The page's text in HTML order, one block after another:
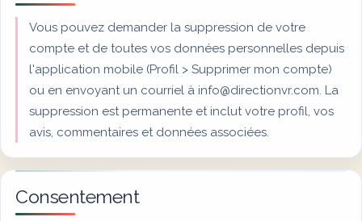
Vous pouvez demander la suppression de votre
compte et de toutes vos données personnelles depuis
l'application mobile (Profil > Supprimer mon compte)
ou en envoyant un courriel à info@directionvr.com. La
suppression est permanente et inclut votre profil, vos
avis, commentaires et données associées.
Consentement